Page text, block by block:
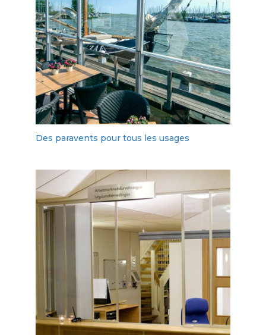
Des paravents pour tous les usages